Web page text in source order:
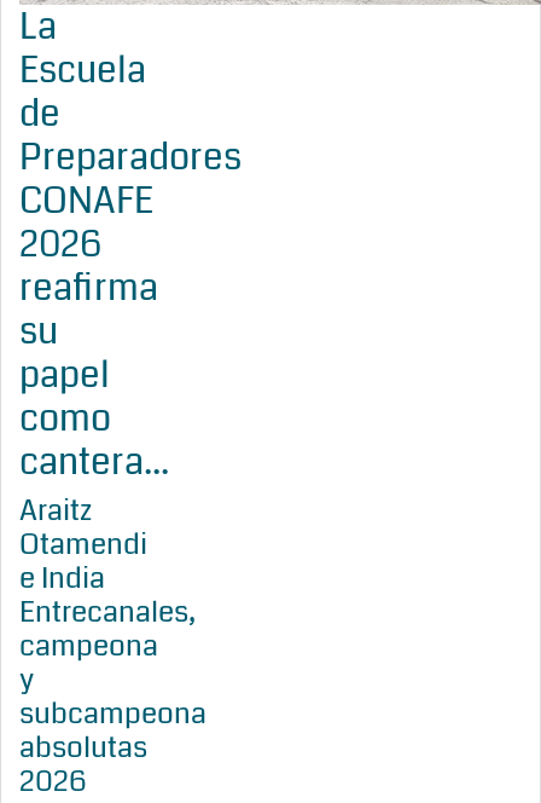
La
Escuela
de
Preparadores
CONAFE
2026
reafirma
su
papel
como
cantera...
Araitz
Otamendi
e India
Entrecanales,
campeona
y
subcampeona
absolutas
2026